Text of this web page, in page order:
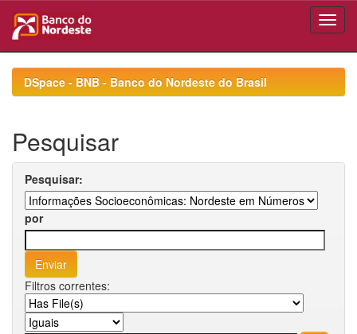
navigationDSpace - BNB - Banco do Nordeste do Brasil
Pesquisar
Pesquisar:
por
Filtros correntes: